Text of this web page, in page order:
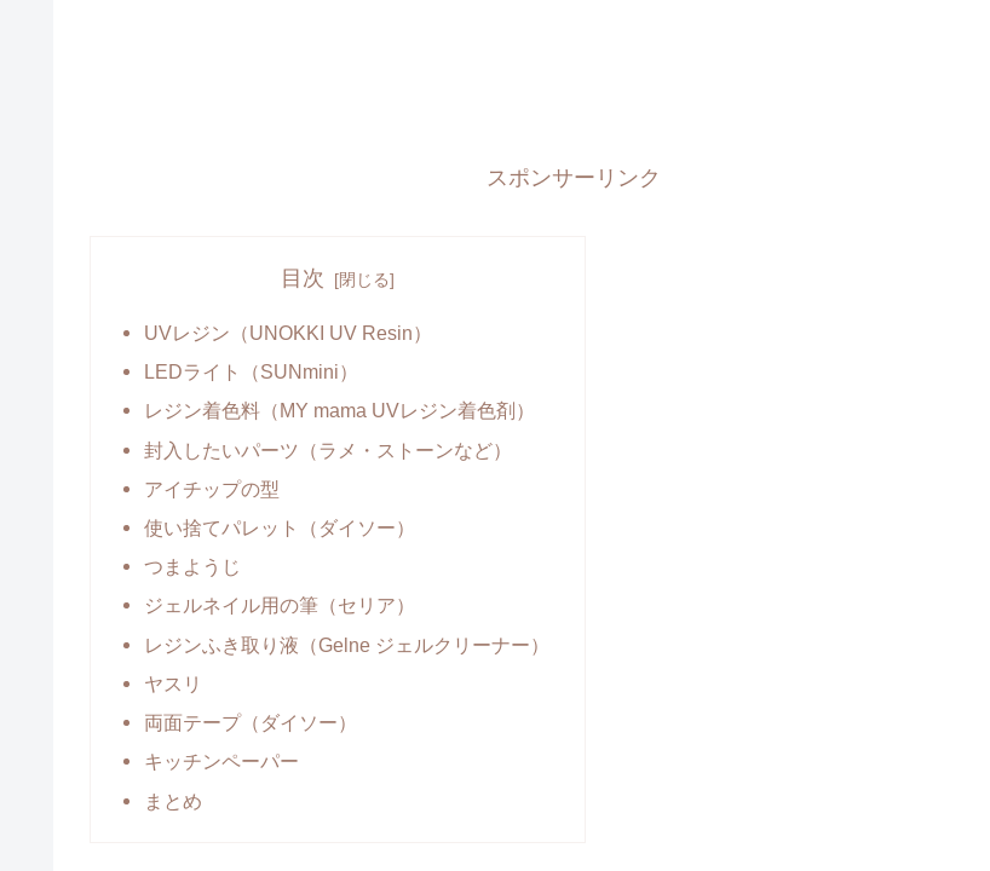
スポンサーリンク
目次
UVレジン（UNOKKI UV Resin）
LEDライト（SUNmini）
レジン着色料（MY mama UVレジン着色剤）
封入したいパーツ（ラメ・ストーンなど）
アイチップの型
使い捨てパレット（ダイソー）
つまようじ
ジェルネイル用の筆（セリア）
レジンふき取り液（Gelne ジェルクリーナー）
ヤスリ
両面テープ（ダイソー）
キッチンペーパー
まとめ